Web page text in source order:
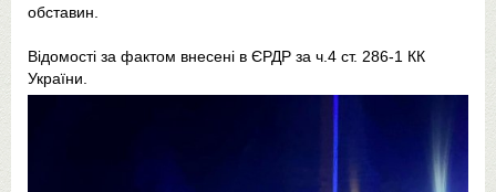
обставин.
Відомості за фактом внесені в ЄРДР за ч.4 ст. 286-1 КК
України.